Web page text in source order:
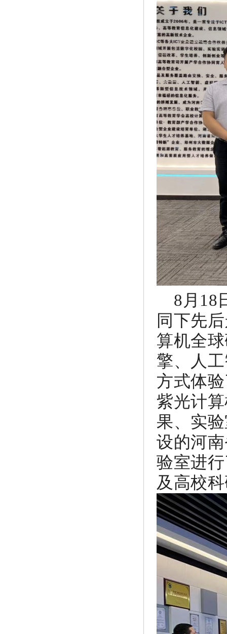
8月18
同下先
算机全
擎、人
方式体
紫光计
果、实
设的河
验室进
及高校